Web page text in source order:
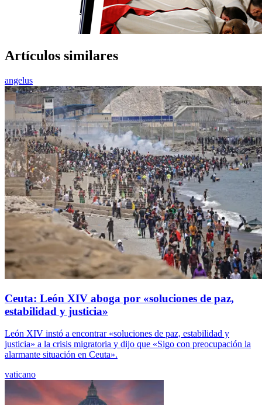
Artículos similares
angelus
Ceuta: León XIV aboga por «soluciones de paz,
estabilidad y justicia»
León XIV instó a encontrar «soluciones de paz, estabilidad y
justicia» a la crisis migratoria y dijo que «Sigo con preocupación la
alarmante situación en Ceuta».
vaticano